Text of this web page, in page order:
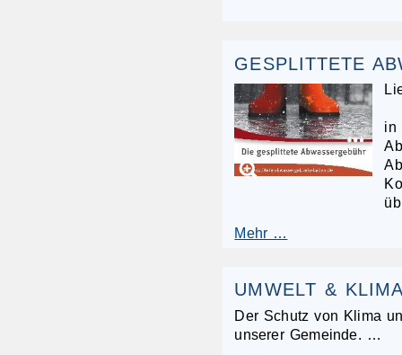
GESPLITTETE
in
Mehr …
UMWELT &
Der Schutz von Klima
unserer Gemeinde. …